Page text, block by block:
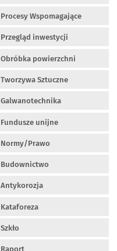
Procesy Wspomagające
Przegląd inwestycji
Obróbka powierzchni
Tworzywa Sztuczne
Galwanotechnika
Fundusze unijne
Normy/Prawo
Budownictwo
Antykorozja
Kataforeza
Szkło
Raport